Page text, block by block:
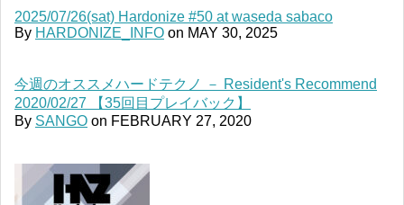
2025/07/26(sat) Hardonize #50 at waseda sabaco
By HARDONIZE_INFO on MAY 30, 2025
今週のオススメハードテクノ － Resident's Recommend
2020/02/27 【35回目プレイバック】
By SANGO on FEBRUARY 27, 2020